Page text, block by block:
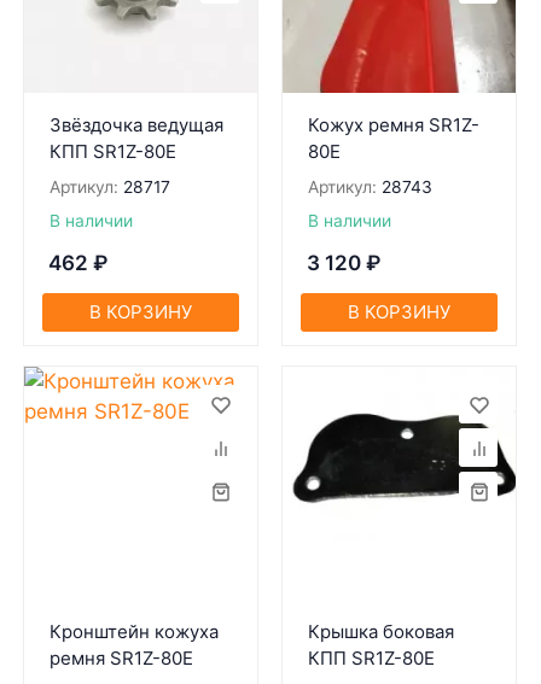
Звёздочка ведущая
КПП SR1Z-80Е
Артикул: 28717
В наличии
462 ₽
В КОРЗИНУ
Кожух ремня SR1Z-
80Е
Артикул: 28743
В наличии
3 120 ₽
В КОРЗИНУ
Кронштейн кожуха
ремня SR1Z-80Е
Крышка боковая
КПП SR1Z-80Е